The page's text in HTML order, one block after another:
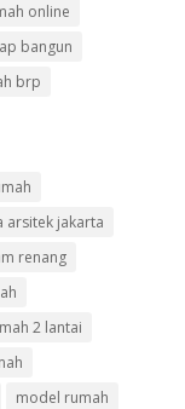
online
bangun
brp
arsitek jakarta
renang
2 lantai
model rumah